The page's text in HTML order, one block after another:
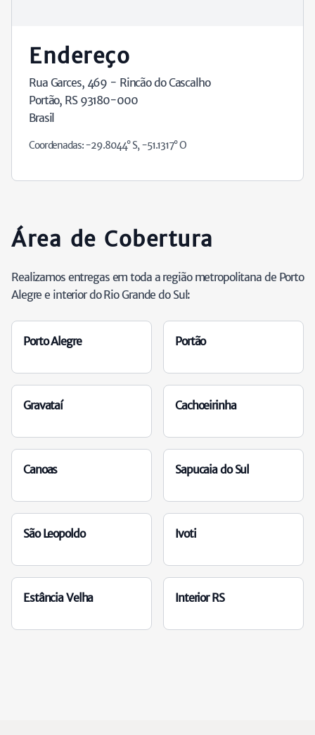
Endereço
Rua Garces, 469 - Rincão do Cascalho
Portão, RS 93180-000
Brasil
Coordenadas: -29.8044° S, -51.1317° O
Área de Cobertura
Realizamos entregas em toda a região metropolitana de Porto
Alegre e interior do Rio Grande do Sul:
Porto Alegre Portão
Gravataí Cachoeirinha
Canoas Sapucaia do Sul
São Leopoldo Ivoti
Estância Velha Interior RS